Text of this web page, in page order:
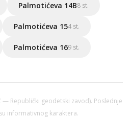
Palmotićeva 14B8 st.
Palmotićeva 154 st.
Palmotićeva 169 st.
— Republički geodetski zavod). Poslednje
informativnog karaktera.